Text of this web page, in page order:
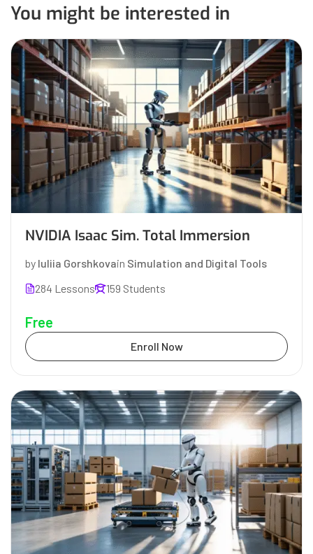
You might be interested in
NVIDIA Isaac Sim. Total Immersion
by Iuliia Gorshkovain Simulation and Digital Tools
284 Lessons
159 Students
Free
Enroll Now